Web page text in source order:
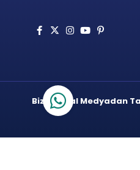
Bizi Sosyal Medyadan